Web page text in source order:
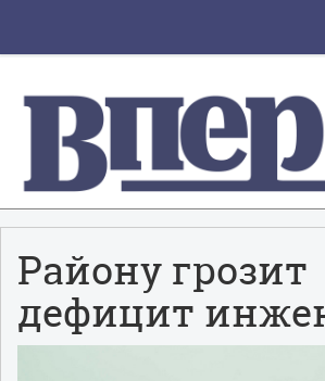
Району грозит
дефицит